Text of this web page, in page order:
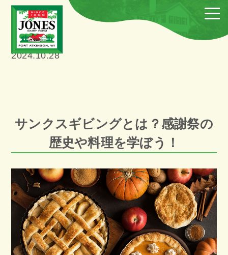
2024.10.28
サンクスギビングとは？感謝祭の
歴史や料理を学ぼう！